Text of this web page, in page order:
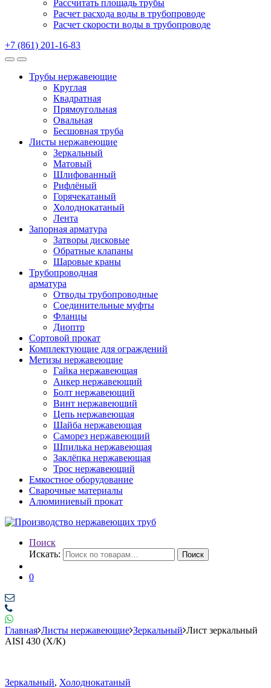
Рассчитать площадь трубы
Расчет расхода воды в трубопроводе
Расчет скорости воды в трубопроводе
+7 (861) 201-16-83
Трубы нержавеющие
Круглая
Квадратная
Прямоугольная
Овальная
Бесшовная труба
Листы нержавеющие
Зеркальный
Матовый
Шлифованный
Рифлёный
Горячекатаный
Холоднокатаный
Лента
Запорная арматура
Затворы дисковые
Обратные клапаны
Шаровые краны
Трубопроводная
арматура
Отводы трубопроводные
Соединительные муфты
Фланцы
Диоптр
Сортовой прокат
Комплектующие для ограждений
Метизы нержавеющие
Гайка нержавеющая
Анкер нержавеющий
Болт нержавеющий
Винт нержавеющий
Цепь нержавеющая
Шайба нержавеющая
Саморез нержавеющий
Шпилька нержавеющая
Заклёпка нержавеющая
Трос нержавеющий
Емкостное оборудование
Сварочные материалы
Алюминиевый прокат
Поиск
Искать:
Поиск
0
Главная Листы нержавеющие Зеркальный Лист зеркальный
AISI 430 (Х/К)
Зеркальный, Холоднокатаный